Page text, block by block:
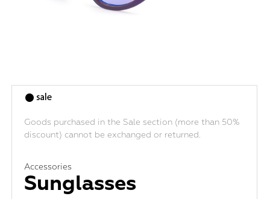
Goods purchased in the Sale section (more than 50%
discount) cannot be exchanged or returned.
Accessories
Sunglasses